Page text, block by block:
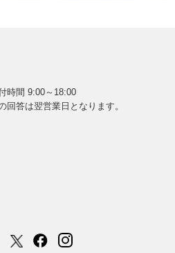
時間 9:00～18:00
回答は翌営業日となります。